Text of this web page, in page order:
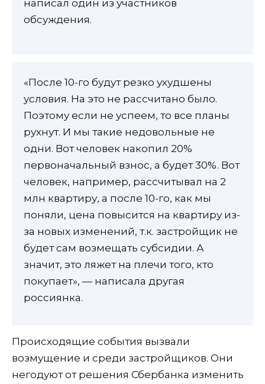
написал один из участников
обсуждения.
«После 10-го будут резко ухудшены
условия. На это не рассчитано было.
Поэтому если не успеем, то все планы
рухнут. И мы такие недовольные не
одни. Вот человек накопил 20%
первоначальный взнос, а будет 30%. Вот
человек, например, рассчитывал на 2
млн квартиру, а после 10-го, как мы
поняли, цена повысится на квартиру из-
за новых изменений, т.к. застройщик не
будет сам возмещать субсидии. А
значит, это ляжет на плечи того, кто
покупает», — написала другая
россиянка.
Происходящие события вызвали
возмущение и среди застройщиков. Они
негодуют от решения Сбербанка изменить